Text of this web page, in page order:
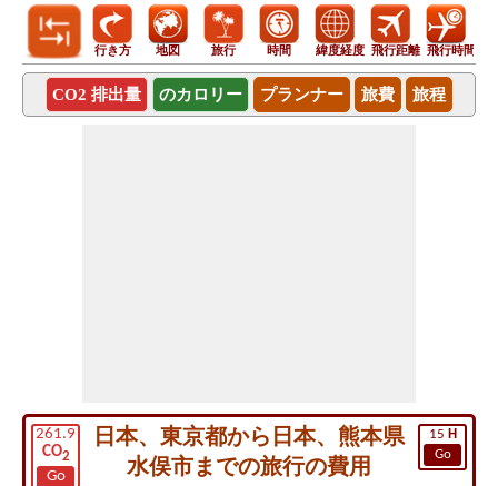
行き方 地図 旅行 時間 緯度経度 飛行距離 飛行時間
CO2 排出量 のカロリー プランナー 旅費 旅程
261.9
CO2
Go
15 H
Go
日本、東京都から日本、熊本県
水俣市までの旅行の費用